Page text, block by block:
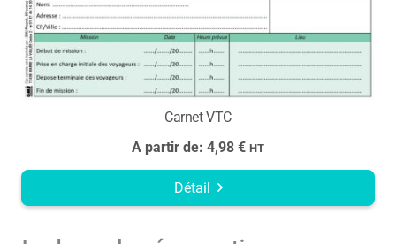
Carnet VTC
A partir de: 4,98 € HT
Détail